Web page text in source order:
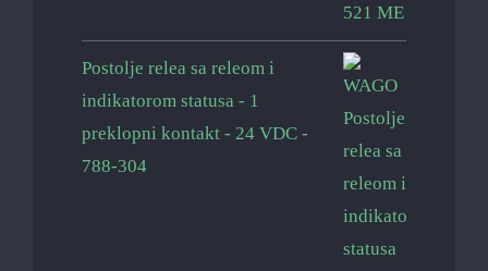
Postolje relea sa releom i
indikatorom statusa - 1
preklopni kontakt - 24 VDC -
788-304